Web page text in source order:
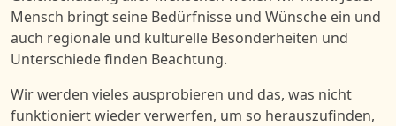
Mensch bringt seine Bedürfnisse und Wünsche ein und
auch regionale und kulturelle Besonderheiten und
Unterschiede finden Beachtung.
Wir werden vieles ausprobieren und das, was nicht
funktioniertwieder verwerfen, um so herauszufinden,